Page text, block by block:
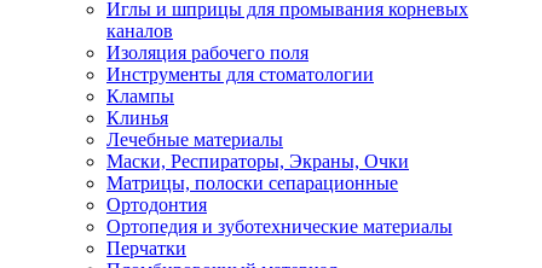
Иглы и шприцы для промывания корневых
каналов
Изоляция рабочего поля
Инструменты для стоматологии
Клампы
Клинья
Лечебные материалы
Маски, Респираторы, Экраны, Очки
Матрицы, полоски сепарационные
Ортодонтия
Ортопедия и зуботехнические материалы
Перчатки